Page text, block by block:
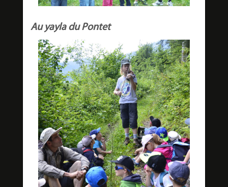
Au yayla du Pontet